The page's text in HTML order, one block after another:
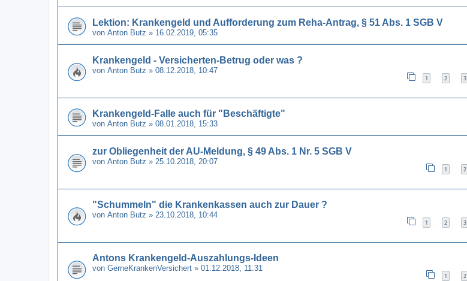
Lektion: Krankengeld und Aufforderung zum Reha-Antrag, § 51 Abs. 1 SGB V
von Anton Butz » 16.02.2019, 05:35
Krankengeld - Versicherten-Betrug oder was ?
von Anton Butz » 08.12.2018, 10:47
1 2 3
Krankengeld-Falle auch für "Beschäftigte"
von Anton Butz » 08.01.2018, 15:33
zur Obliegenheit der AU-Meldung, § 49 Abs. 1 Nr. 5 SGB V
von Anton Butz » 25.10.2018, 20:07
1 2
"Schummeln" die Krankenkassen auch zur Dauer ?
von Anton Butz » 23.10.2018, 10:44
1 2 3
Antons Krankengeld-Auszahlungs-Ideen
von GerneKrankenVersichert » 01.12.2018, 11:31
1 2